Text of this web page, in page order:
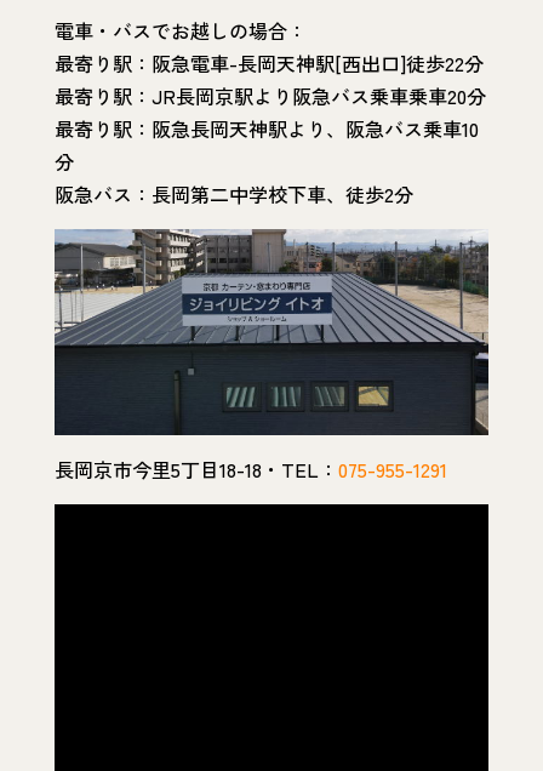
電車・バスでお越しの場合：
最寄り駅：阪急電車-長岡天神駅[西出口]徒歩22分
最寄り駅：JR長岡京駅より阪急バス乗車乗車20分
最寄り駅：阪急長岡天神駅より、阪急バス乗車10
分
阪急バス：長岡第二中学校下車、徒歩2分
長岡京市今里5丁目18-18・TEL： 075-955-1291